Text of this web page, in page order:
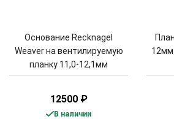
Основание Recknagel
Weaver на вентилируемую
планку 11,0-12,1мм
12500 ₽
В наличии
12мм